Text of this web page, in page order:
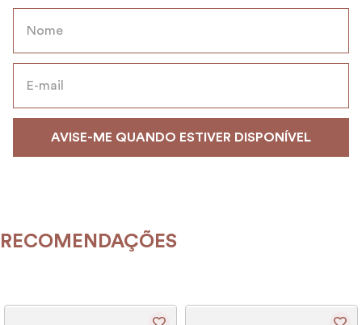
RECOMENDAÇÕES
10º case